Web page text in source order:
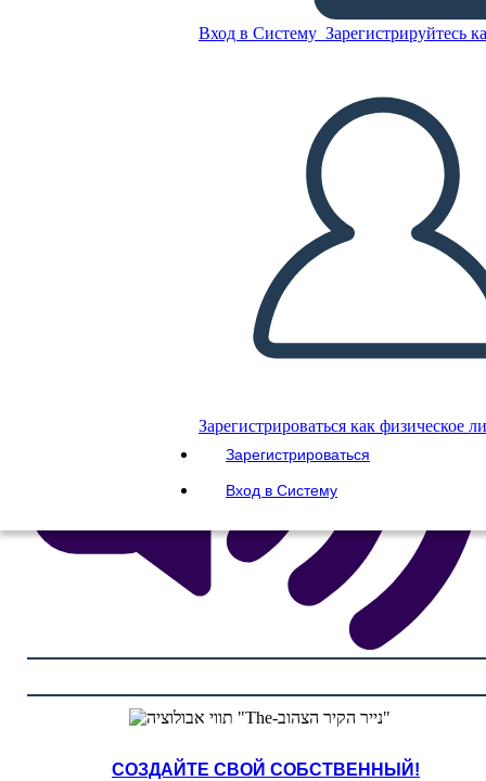
Вход в Систему Зарегистрируйтесь
Зарегистрироваться как физическое
Зарегистрироваться
Вход в Систему
Скопируйте эту раскадровку
СОЗДАТЬ РАСКАДРОВКУ
ВОСПРОИЗВЕСТИ СЛАЙД-ШОУ
ПОЧИТАЙ МНЕ
СОЗДАЙТЕ СВОЙ СОБСТВЕННЫЙ!